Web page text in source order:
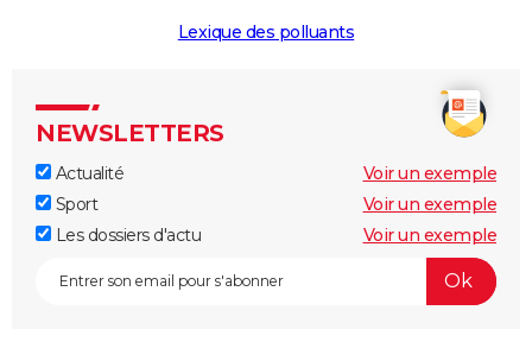
Lexique des polluants
NEWSLETTERS
Actualité
Voir un exemple
Sport
Voir un exemple
Les dossiers d'actu
Voir un exemple